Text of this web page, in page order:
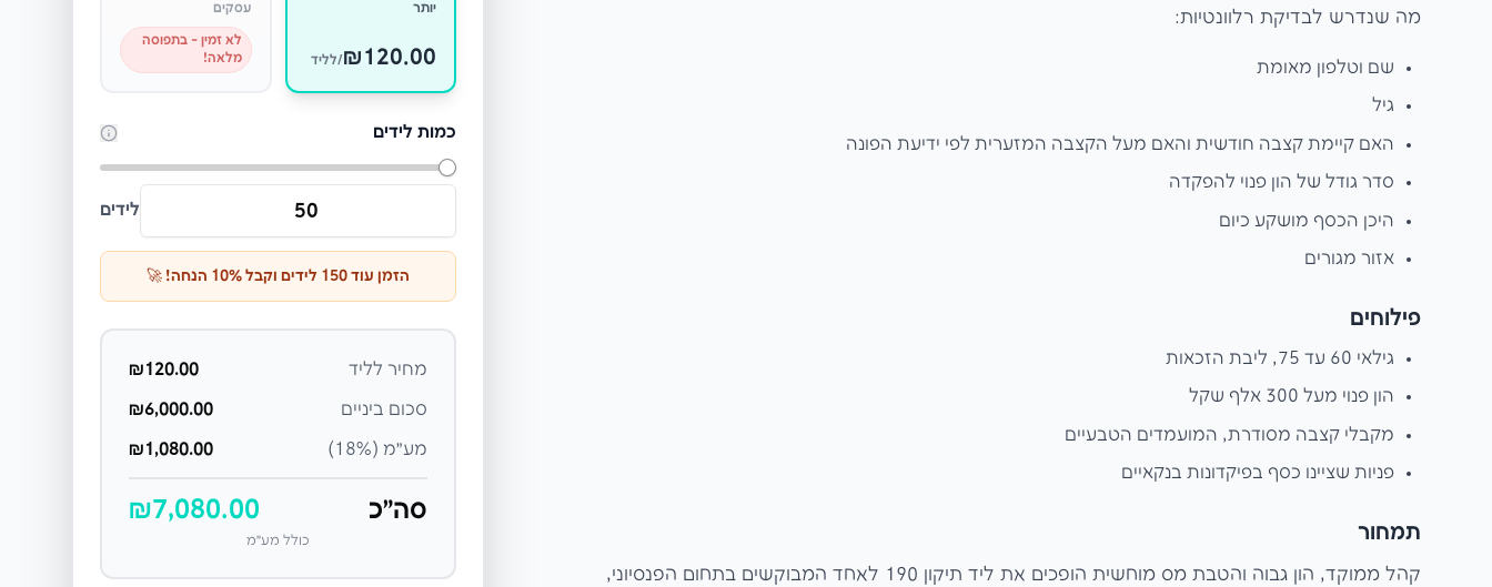
מה שנדרש לבדיקת רלוונטיות:
שם וטלפון מאומת
גיל
האם קיימת קצבה חודשית והאם מעל הקצבה המזערית לפי ידיעת הפונה
סדר גודל של הון פנוי להפקדה
היכן הכסף מושקע כיום
אזור מגורים
פילוחים
גילאי 60 עד 75, ליבת הזכאות
הון פנוי מעל 300 אלף שקל
מקבלי קצבה מסודרת, המועמדים הטבעיים
פניות שציינו כסף בפיקדונות בנקאיים
תמחור
קהל ממוקד, הון גבוה והטבת מס מוחשית הופכים את ליד תיקון 190 לאחד המבוקשים בתחום הפנסיוני,
יותר
₪120.00 /לליד
עסקים
לא זמין - בתפוסה
מלאה!
כמות לידים
לידים
הזמן עוד 150 לידים וקבל 10% הנחה! 🚀
מחיר לליד ₪120.00
סכום ביניים ₪6,000.00
מע״מ (18%) ₪1,080.00
סה״כ ₪7,080.00
כולל מע״מ